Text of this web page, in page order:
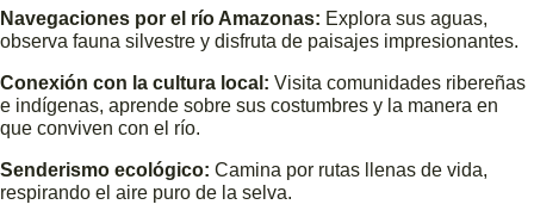
Navegaciones por el río Amazonas: Explora sus aguas,
observa fauna silvestre y disfruta de paisajes impresionantes.
Conexión con la cultura local: Visita comunidades ribereñas
e indígenas, aprende sobre sus costumbres y la manera en
que conviven con el río.
Senderismo ecológico: Camina por rutas llenas de vida,
respirando el aire puro de la selva.